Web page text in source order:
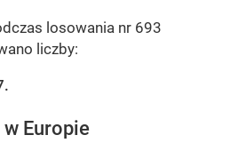
losowania nr 693
liczby:
Europie